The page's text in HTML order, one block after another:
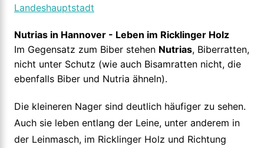
Landeshauptstadt
Nutrias in Hannover - Leben im Ricklinger Holz
Im Gegensatz zum Biber stehen Nutrias, Biberratten,
nicht unter Schutz (wie auch Bisamratten nicht, die
ebenfalls Biber und Nutria ähneln).
Die kleineren Nager sind deutlich häufiger zu sehen.
Auch sie leben entlang der Leine, unter anderem in
der Leinmasch, im Ricklinger Holz und Richtung